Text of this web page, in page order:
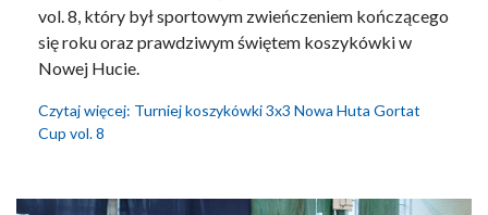
vol. 8, który był sportowym zwieńczeniem kończącego
się roku oraz prawdziwym świętem koszykówki w
Nowej Hucie.
Czytaj więcej: Turniej koszykówki 3x3 Nowa Huta Gortat
Cup vol. 8